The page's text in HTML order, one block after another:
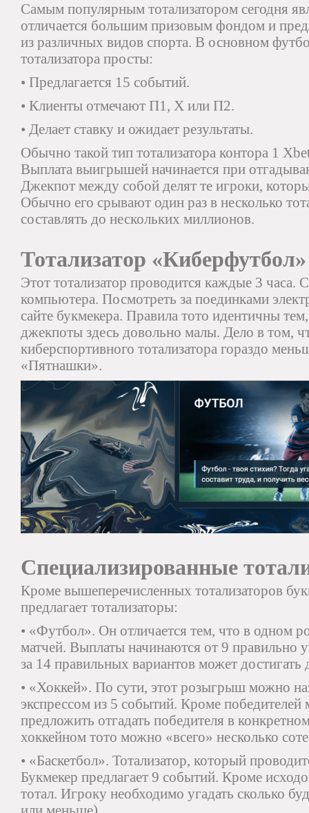
Самым популярным тотализатором сегодня
отличается большим призовым фондом и
из различных видов спорта. В основном
тотализатора просты:
• Предлагается 15 событий.
• Клиенты отмечают П1, Х или П2.
• Делает ставку и ожидает результаты.
Обычно такой тип тотализатора контора 1
Выплата выигрышей начинается при
Джекпот между собой делят те игроки,
Обычно его срывают один раз в несколько
составлять до нескольких миллионов.
Тотализатор «Киберфутбол»
Этот тотализатор проводится каждые 3 часа.
компьютера. Посмотреть за поединками
сайте букмекера. Правила тото идентичны
джекпоты здесь довольно малы. Дело в том,
киберспортивного тотализатора гораздо
«Пятнашки».
Специализированные
Кроме вышеперечисленных тотализаторов
предлагает тотализаторы:
• «Футбол». Он отличается тем, что в одном
матчей. Выплаты начинаются от 9 правильно
за 14 правильных вариантов может
• «Хоккей». По сути, этот розыгрыш можно
экспрессом из 5 событий. Кроме победителей
предложить отгадать победителя в
хоккейном тото можно «всего» несколько
• «Баскетбол». Тотализатор, который
Букмекер предлагает 9 событий. Кроме
тотал. Игроку необходимо угадать сколько